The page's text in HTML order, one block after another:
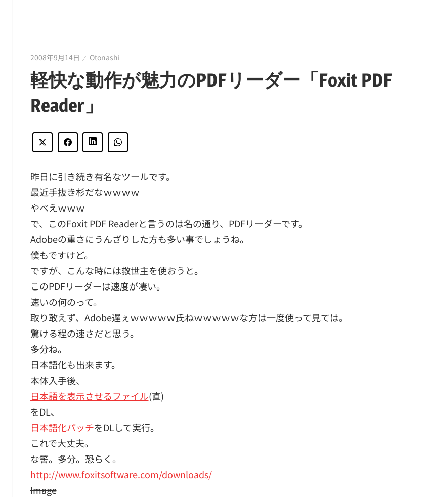
2008年9月14日 Otonashi
軽快な動作が魅力のPDFリーダー「Foxit PDF
Reader」
昨日に引き続き有名なツールです。
最近手抜き杉だなｗｗｗｗ
やべえｗｗｗ
で、このFoxit PDF Readerと言うのは名の通り、PDFリーダーです。
Adobeの重さにうんざりした方も多い事でしょうね。
僕もですけど。
ですが、こんな時には救世主を使おうと。
このPDFリーダーは速度が凄い。
速いの何のって。
取り敢えず、Adobe遅ぇｗｗｗｗｗ氏ねｗｗｗｗｗな方は一度使って見ては。
驚ける程の速さだと思う。
多分ね。
日本語化も出来ます。
本体入手後、
日本語を表示させるファイル(直)
をDL、
日本語化パッチをDLして実行。
これで大丈夫。
な筈。多分。恐らく。
http://www.foxitsoftware.com/downloads/
Image